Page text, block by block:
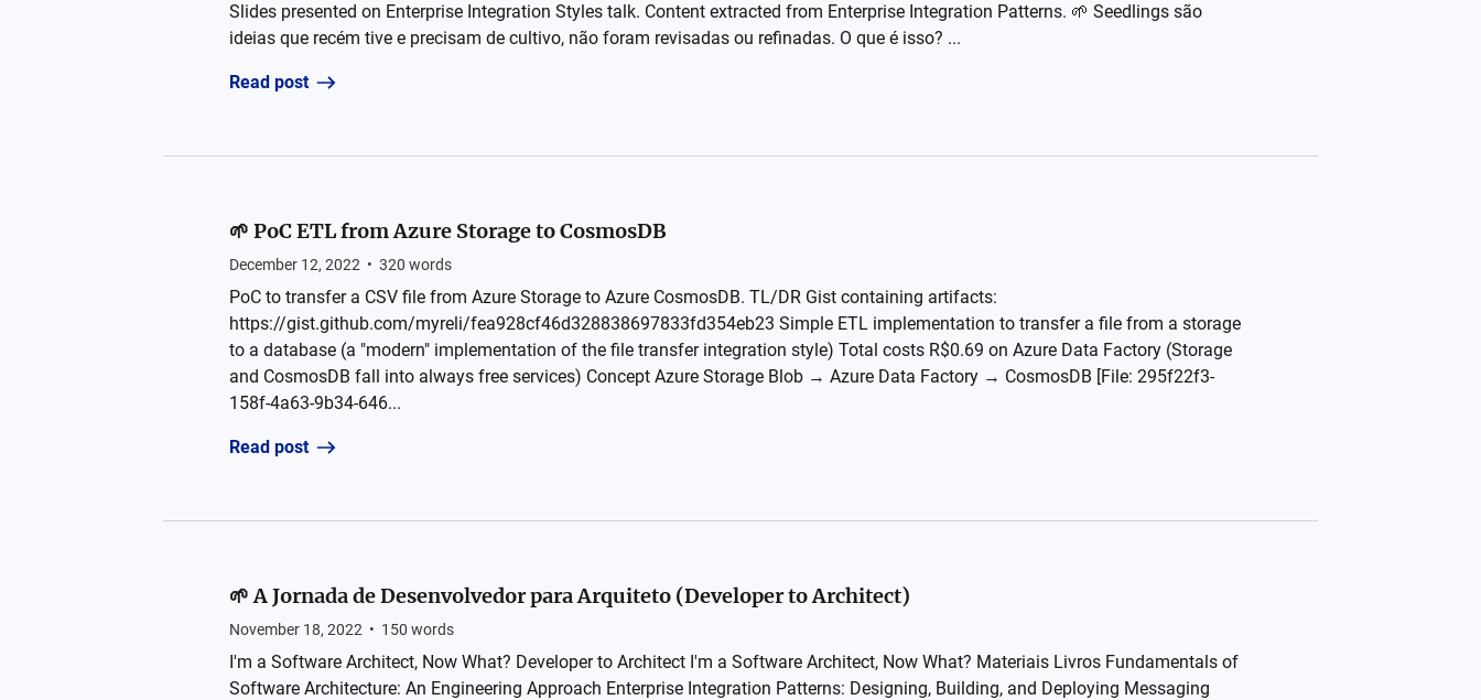
Slides presented on Enterprise Integration Styles talk. Content extracted from Enterprise Integration Patterns. 🌱 Seedlings são
ideias que recém tive e precisam de cultivo, não foram revisadas ou refinadas. O que é isso? ...
Read post
🌱 PoC ETL from Azure Storage to CosmosDB
December 12, 2022 • 320 words
PoC to transfer a CSV file from Azure Storage to Azure CosmosDB. TL/DR Gist containing artifacts:
https://gist.github.com/myreli/fea928cf46d328838697833fd354eb23 Simple ETL implementation to transfer a file from a storage
to a database (a "modern" implementation of the file transfer integration style) Total costs R$0.69 on Azure Data Factory (Storage
and CosmosDB fall into always free services) Concept Azure Storage Blob → Azure Data Factory → CosmosDB [File: 295f22f3-
158f-4a63-9b34-646...
Read post
🌱 A Jornada de Desenvolvedor para Arquiteto (Developer to Architect)
November 18, 2022 • 150 words
I'm a Software Architect, Now What? Developer to Architect I'm a Software Architect, Now What? Materiais Livros Fundamentals of
Software Architecture: An Engineering Approach Enterprise Integration Patterns: Designing, Building, and Deploying Messaging